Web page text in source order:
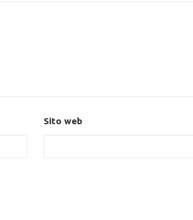
Sito web